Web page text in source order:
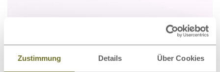
Zustimmung Details Über Cookies